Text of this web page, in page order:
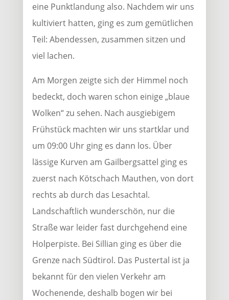
eine Punktlandung also. Nachdem wir uns
kultiviert hatten, ging es zum gemütlichen
Teil: Abendessen, zusammen sitzen und
viel lachen.
Am Morgen zeigte sich der Himmel noch
bedeckt, doch waren schon einige „blaue
Wolken“ zu sehen. Nach ausgiebigem
Frühstück machten wir uns startklar und
um 09:00 Uhr ging es dann los. Über
lässige Kurven am Gailbergsattel ging es
zuerst nach Kötschach Mauthen, von dort
rechts ab durch das Lesachtal.
Landschaftlich wunderschön, nur die
Straße war leider fast durchgehend eine
Holperpiste. Bei Sillian ging es über die
Grenze nach Südtirol. Das Pustertal ist ja
bekannt für den vielen Verkehr am
Wochenende, deshalb bogen wir bei